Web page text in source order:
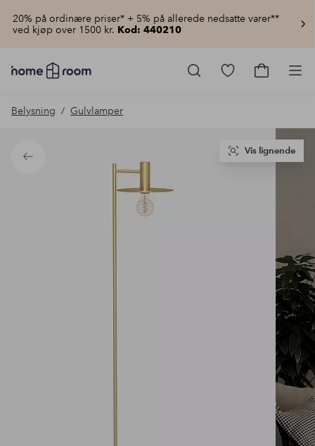
20% på ordinære priser* + 5% på allerede nedsatte varer**
ved kjøp over 1500 kr. Kod: 440210
Homeroom
–
hjemmet
pris
Gå
Gå
Belysning Gulvlamper
Tilbake
Vis lignende